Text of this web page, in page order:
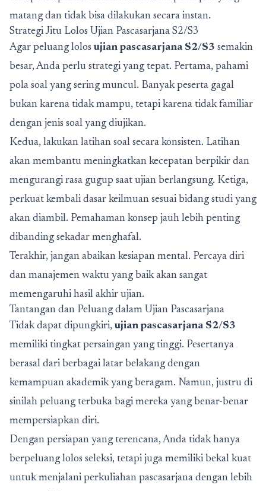
matang dan tidak bisa dilakukan secara instan.
Strategi Jitu Lolos Ujian Pascasarjana S2/S3
Agar peluang lolos ujian pascasarjana S2/S3 semakin
besar, Anda perlu strategi yang tepat. Pertama, pahami
pola soal yang sering muncul. Banyak peserta gagal
bukan karena tidak mampu, tetapi karena tidak familiar
dengan jenis soal yang diujikan.
Kedua, lakukan latihan soal secara konsisten. Latihan
akan membantu meningkatkan kecepatan berpikir dan
mengurangi rasa gugup saat ujian berlangsung. Ketiga,
perkuat kembali dasar keilmuan sesuai bidang studi yang
akan diambil. Pemahaman konsep jauh lebih penting
dibanding sekadar menghafal.
Terakhir, jangan abaikan kesiapan mental. Percaya diri
dan manajemen waktu yang baik akan sangat
memengaruhi hasil akhir ujian.
Tantangan dan Peluang dalam Ujian Pascasarjana
Tidak dapat dipungkiri, ujian pascasarjana S2/S3
memiliki tingkat persaingan yang tinggi. Pesertanya
berasal dari berbagai latar belakang dengan
kemampuan akademik yang beragam. Namun, justru di
sinilah peluang terbuka bagi mereka yang benar-benar
mempersiapkan diri.
Dengan persiapan yang terencana, Anda tidak hanya
berpeluang lolos seleksi, tetapi juga memiliki bekal kuat
untuk menjalani perkuliahan pascasarjana dengan lebih